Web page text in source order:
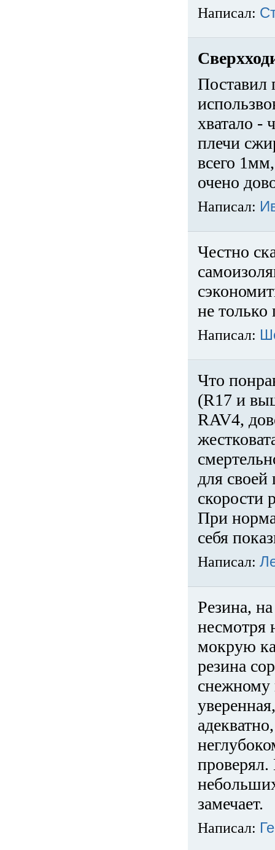
Написал:
Поставил
хватало -
плечи
всего
очено
Написал:
Честно
не только
Написал:
Что
(R17 и
RAV4,
для
скорости
При
себя
Написал:
Резина,
несмотря
мокрую
резина
снежному
замечает.
Написал: